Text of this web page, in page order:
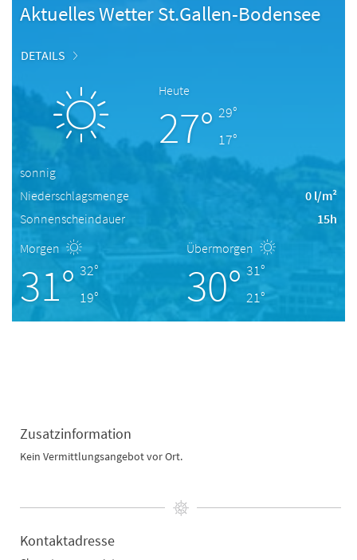
Aktuelles Wetter St.Gallen-Bodensee
DETAILS
Heute
27° 29°
17°
sonnig
Niederschlagsmenge
0 l/m²
Sonnenscheindauer
15h
Morgen
31° 32°
19°
Übermorgen
30° 31°
21°
Zusatzinformation
Kein Vermittlungsangebot vor Ort.
Kontaktadresse